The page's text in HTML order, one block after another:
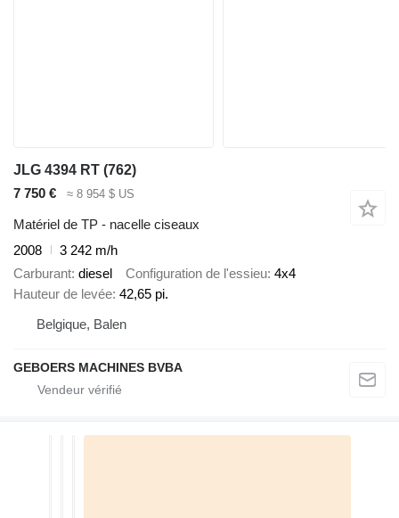
JLG 4394 RT (762)
7 750 €
≈ 8 954 $ US
Matériel de TP - nacelle ciseaux
2008
3 242 m/h
Carburant diesel Configuration de l'essieu 4x4
Hauteur de levée 42,65 pi.
Belgique, Balen
GEBOERS MACHINES BVBA